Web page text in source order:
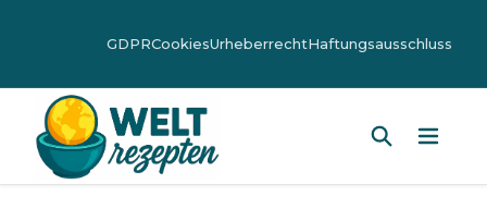
GDPRCookiesUrheberrechtHaftungsausschluss